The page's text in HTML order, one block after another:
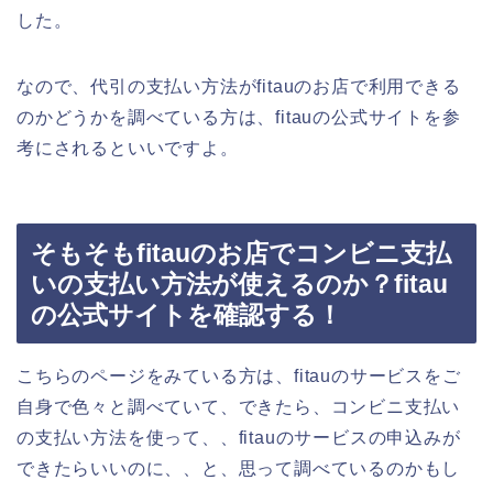
した。
なので、代引の支払い方法がfitauのお店で利用できる
のかどうかを調べている方は、fitauの公式サイトを参
考にされるといいですよ。
そもそもfitauのお店でコンビニ支払
いの支払い方法が使えるのか？fitau
の公式サイトを確認する！
こちらのページをみている方は、fitauのサービスをご
自身で色々と調べていて、できたら、コンビニ支払い
の支払い方法を使って、、fitauのサービスの申込みが
できたらいいのに、、と、思って調べているのかもし